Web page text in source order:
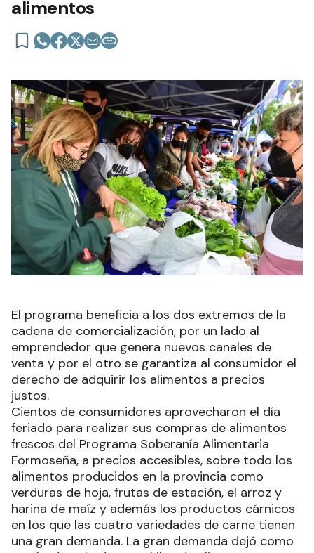
alimentos
El programa beneficia a los dos extremos de la
cadena de comercialización, por un lado al
emprendedor que genera nuevos canales de
venta y por el otro se garantiza al consumidor el
derecho de adquirir los alimentos a precios
justos.
Cientos de consumidores aprovecharon el día
feriado para realizar sus compras de alimentos
frescos del Programa Soberanía Alimentaria
Formoseña, a precios accesibles, sobre todo los
alimentos producidos en la provincia como
verduras de hoja, frutas de estación, el arroz y
harina de maíz y además los productos cárnicos
en los que las cuatro variedades de carne tienen
una gran demanda. La gran demanda dejó como